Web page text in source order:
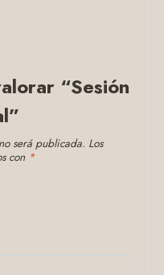
“Sesión
será publicada. Los
con *